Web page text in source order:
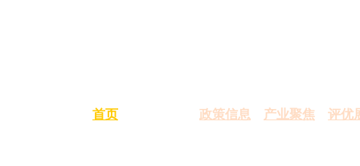
首页 政策信息 产业聚焦 评优